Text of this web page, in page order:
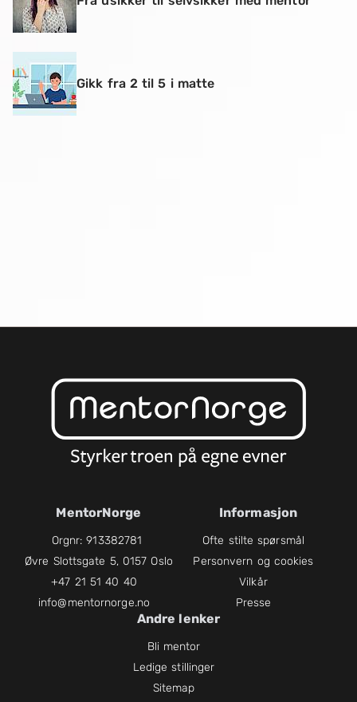
Gikk fra 2 til 5 i matte
MentorNorge
Orgnr: 913382781
Øvre Slottsgate 5, 0157 Oslo
+47 21 51 40 40
info@mentornorge.no
Informasjon
Ofte stilte spørsmål
Personvern og cookies
Vilkår
Presse
Andre lenker
Bli mentor
Ledige stillinger
Sitemap